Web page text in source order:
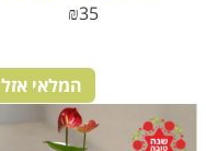
₪35
המלאי אזל